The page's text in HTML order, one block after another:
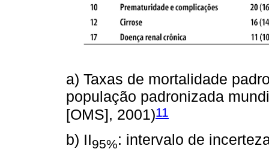
a) Taxas de mortalidade
população padronizada
[OMS], 2001)11
b) II95%: intervalo de